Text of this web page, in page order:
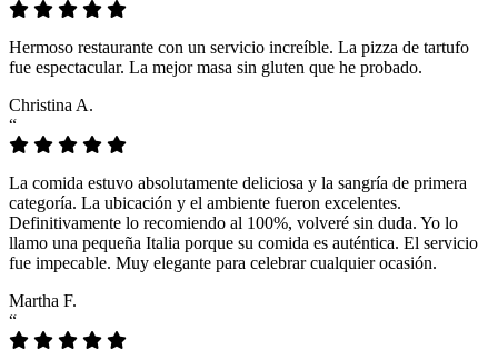
Hermoso restaurante con un servicio increíble. La pizza de tartufo
fue espectacular. La mejor masa sin gluten que he probado.
Christina A.
“
La comida estuvo absolutamente deliciosa y la sangría de primera
categoría. La ubicación y el ambiente fueron excelentes.
Definitivamente lo recomiendo al 100%, volveré sin duda. Yo lo
llamo una pequeña Italia porque su comida es auténtica. El servicio
fue impecable. Muy elegante para celebrar cualquier ocasión.
Martha F.
“